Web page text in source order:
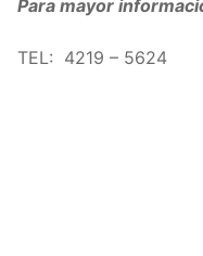
Para mayor
TEL: 4219 – 5624